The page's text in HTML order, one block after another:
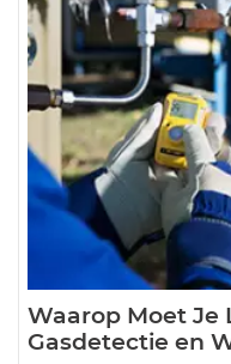
Waarop Moet Je
Gasdetectie en